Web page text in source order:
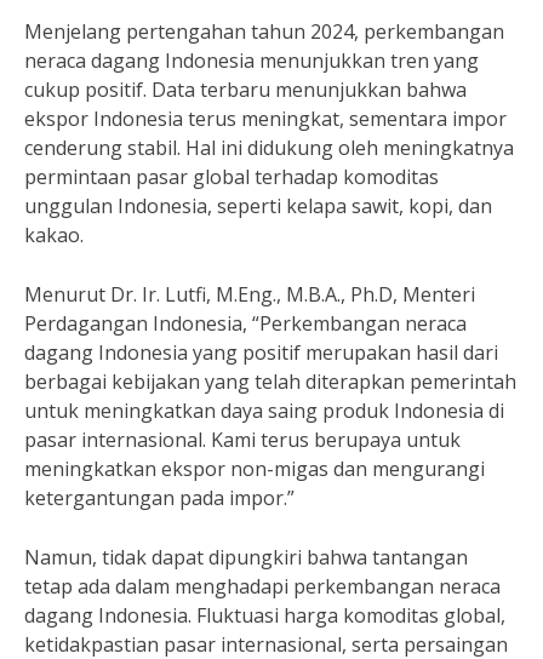
Menjelang pertengahan tahun 2024, perkembangan
neraca dagang Indonesia menunjukkan tren yang
cukup positif. Data terbaru menunjukkan bahwa
ekspor Indonesia terus meningkat, sementara impor
cenderung stabil. Hal ini didukung oleh meningkatnya
permintaan pasar global terhadap komoditas
unggulan Indonesia, seperti kelapa sawit, kopi, dan
kakao.
Menurut Dr. Ir. Lutfi, M.Eng., M.B.A., Ph.D, Menteri
Perdagangan Indonesia, “Perkembangan neraca
dagang Indonesia yang positif merupakan hasil dari
berbagai kebijakan yang telah diterapkan pemerintah
untuk meningkatkan daya saing produk Indonesia di
pasar internasional. Kami terus berupaya untuk
meningkatkan ekspor non-migas dan mengurangi
ketergantungan pada impor.”
Namun, tidak dapat dipungkiri bahwa tantangan
tetap ada dalam menghadapi perkembangan neraca
dagang Indonesia. Fluktuasi harga komoditas global,
ketidakpastian pasar internasional, serta persaingan